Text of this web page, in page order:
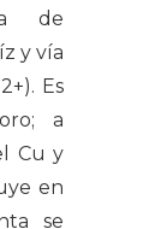
de
y vía
Es
a
Cu y
en
se